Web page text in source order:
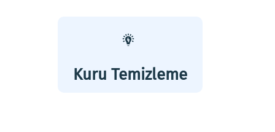
Kuru Temizleme